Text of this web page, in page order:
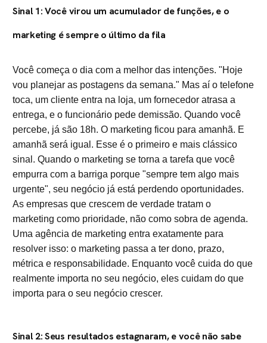
Sinal 1: Você virou um acumulador de funções, e o
marketing é sempre o último da fila
Você começa o dia com a melhor das intenções. "Hoje
vou planejar as postagens da semana." Mas aí o telefone
toca, um cliente entra na loja, um fornecedor atrasa a
entrega, e o funcionário pede demissão. Quando você
percebe, já são 18h. O marketing ficou para amanhã. E
amanhã será igual. Esse é o primeiro e mais clássico
sinal. Quando o marketing se torna a tarefa que você
empurra com a barriga porque "sempre tem algo mais
urgente", seu negócio já está perdendo oportunidades.
As empresas que crescem de verdade tratam o
marketing como prioridade, não como sobra de agenda.
Uma agência de marketing entra exatamente para
resolver isso: o marketing passa a ter dono, prazo,
métrica e responsabilidade. Enquanto você cuida do que
realmente importa no seu negócio, eles cuidam do que
importa para o seu negócio crescer.
Sinal 2: Seus resultados estagnaram, e você não sabe